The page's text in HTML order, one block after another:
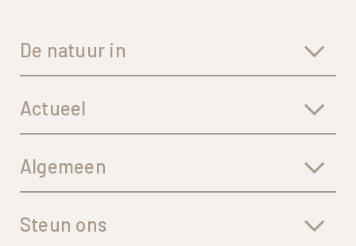
De natuur in
Actueel
Algemeen
Steun ons